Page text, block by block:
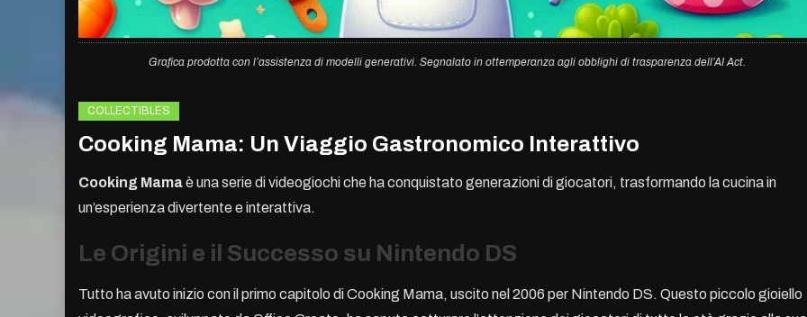
Grafica prodotta con l’assistenza di modelli generativi. Segnalato in ottemperanza agli obblighi di trasparenza dell’AI Act.
COLLECTIBLES
Cooking Mama: Un Viaggio Gastronomico Interattivo
Cooking Mamaè una serie di videogiochi che ha conquistato generazioni di giocatori, trasformando la cucina in
un’esperienza divertente e interattiva.
Le Origini e il Successo su Nintendo DS
Tutto ha avuto inizio con il primo capitolo di Cooking Mama, uscito nel 2006 per Nintendo DS. Questo piccolo gioiello